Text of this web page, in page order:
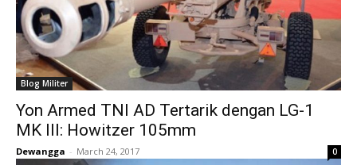
Blog Militer
Yon Armed TNI AD Tertarik dengan LG-1
MK III: Howitzer 105mm
Dewangga - March 24, 2017 0